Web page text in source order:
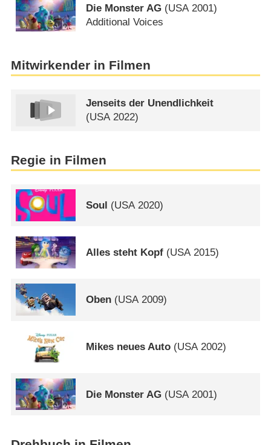
Die Monster AG (USA2001)
Additional Voices
Mitwirkender in Filmen
Jenseits der Unendlichkeit
(USA2022)
Regie in Filmen
Soul (USA2020)
Alles steht Kopf (USA2015)
Oben (USA2009)
Mikes neues Auto (USA2002)
Die Monster AG (USA 2001)